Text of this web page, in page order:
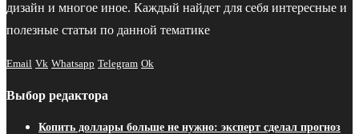
дизайн и многое иное. Каждый найдет для себя интересные и
полезные статьи по данной тематике
Email Vk Whatsapp Telegram Ok
Выбор редактора
Копить доллары больше не нужно: эксперт сделал прогноз